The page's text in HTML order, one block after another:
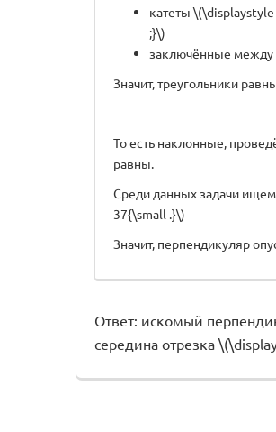
катеты
;}\)
заключённые
Значит, треугольники
То есть наклонные,
равны.
Среди данных задачи
37{\small .}\)
Значит, перпендикуляр
Ответ: искомый
середина отрезка